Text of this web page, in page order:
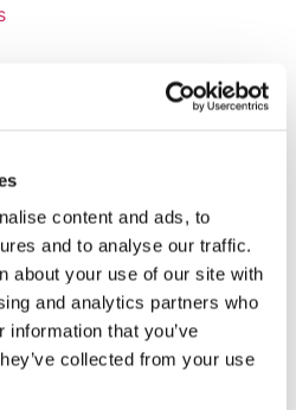
content and ads, to
and to analyse our traffic.
about your use of our site with
and analytics partners who
that you’ve
collected from your use